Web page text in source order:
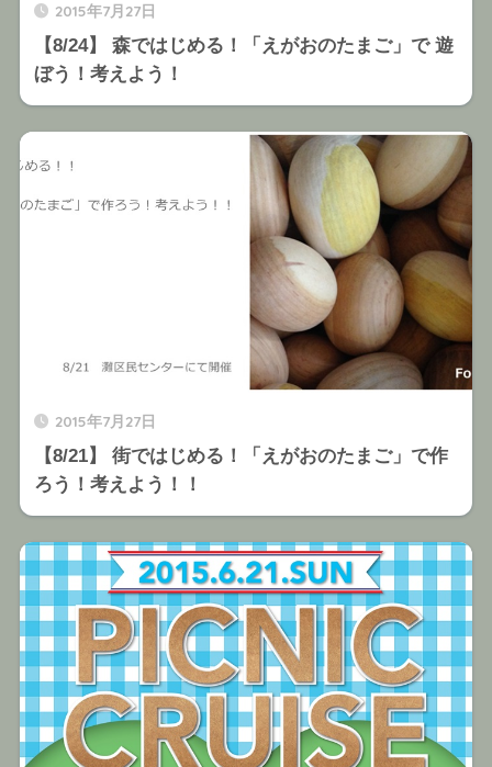
2015年7月27日
【8/24】 森ではじめる！「えがおのたまご」で 遊
ぼう！考えよう！
2015年7月27日
【8/21】 街ではじめる！「えがおのたまご」で作
ろう！考えよう！！